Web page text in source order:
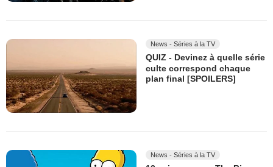
News - Séries à la TV
QUIZ - Devinez à quelle série
culte correspond chaque
plan final [SPOILERS]
News - Séries à la TV